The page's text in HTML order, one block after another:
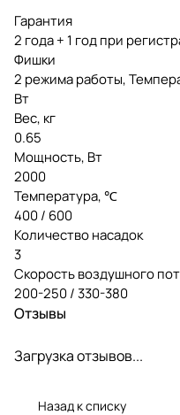
Гарантия
2 года + 1 год при
Фишки
2 режима работы,
Вт
Вес, кг
0.65
Мощность, Вт
2000
Температура, ℃
400 / 600
Количество насадок
3
Скорость воздушного
200-250 / 330-380
Отзывы
Загрузка отзывов...
Назад к списку